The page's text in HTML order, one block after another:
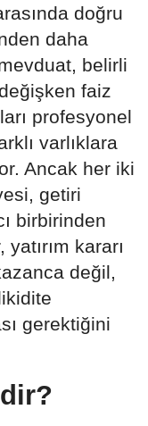
doğru
daha
belirli
faiz
profesyonel
varlıklara
Ancak her iki
getiri
birbirinden
kararı
değil,
gerektiğini